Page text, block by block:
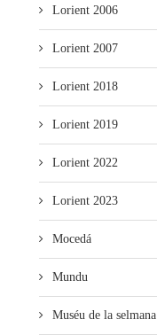
Lorient 2006
Lorient 2007
Lorient 2018
Lorient 2019
Lorient 2022
Lorient 2023
Mocedá
Mundu
Muséu de la selmana